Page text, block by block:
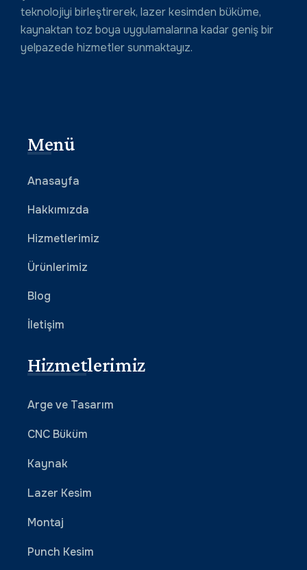
teknolojiyi birleştirerek, lazer kesimden büküme,
kaynaktan toz boya uygulamalarına kadar geniş bir
yelpazede hizmetler sunmaktayız.
Menü
Anasayfa
Hakkımızda
Hizmetlerimiz
Ürünlerimiz
Blog
İletişim
Hizmetlerimiz
Arge ve Tasarım
CNC Büküm
Kaynak
Lazer Kesim
Montaj
Punch Kesim